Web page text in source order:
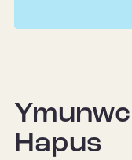
Hapus